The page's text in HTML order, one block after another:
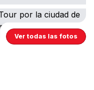
Ver todas las fotos